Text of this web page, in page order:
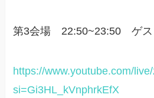
第3会場 22:50~23:50 ゲス
https://www.youtube.com/
si=Gi3HL_kVnphrkEfX